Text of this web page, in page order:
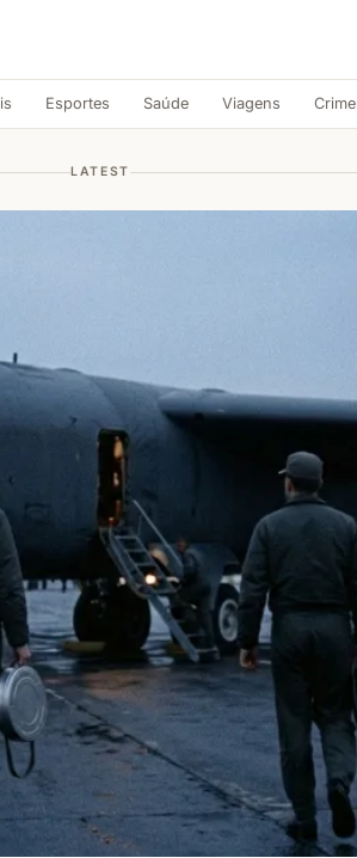
Esportes Saúde Viagens Crime
LATEST